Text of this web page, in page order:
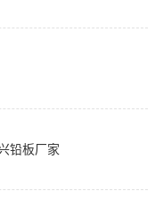
铅板厂家